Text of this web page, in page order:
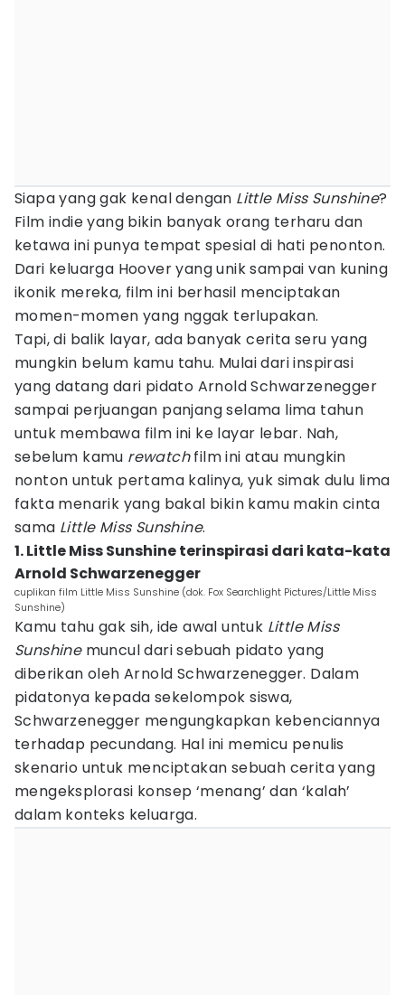
Siapa yang gak kenal dengan Little Miss Sunshine?
Film indie yang bikin banyak orang terharu dan
ketawa ini punya tempat spesial di hati penonton.
Dari keluarga Hoover yang unik sampai van kuning
ikonik mereka, film ini berhasil menciptakan
momen-momen yang nggak terlupakan.
Tapi, di balik layar, ada banyak cerita seru yang
mungkin belum kamu tahu. Mulai dari inspirasi
yang datang dari pidato Arnold Schwarzenegger
sampai perjuangan panjang selama lima tahun
untuk membawa film ini ke layar lebar. Nah,
sebelum kamu rewatchfilm ini atau mungkin
nonton untuk pertama kalinya, yuk simak dulu lima
fakta menarik yang bakal bikin kamu makin cinta
sama Little Miss Sunshine.
1. Little Miss Sunshine terinspirasi dari kata-kata
Arnold Schwarzenegger
cuplikan film Little Miss Sunshine (dok. Fox Searchlight Pictures/Little Miss
Sunshine)
Kamu tahu gak sih, ide awal untuk Little Miss
Sunshinemuncul dari sebuah pidato yang
diberikan oleh Arnold Schwarzenegger. Dalam
pidatonya kepada sekelompok siswa,
Schwarzenegger mengungkapkan kebenciannya
terhadap pecundang. Hal ini memicu penulis
skenario untuk menciptakan sebuah cerita yang
mengeksplorasi konsep ‘menang’ dan ‘kalah’
dalam konteks keluarga.